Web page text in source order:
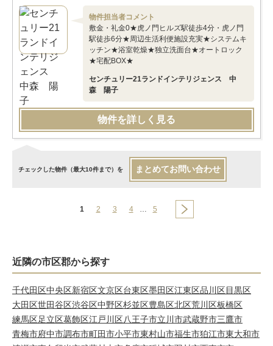
物件担当者コメント
敷金・礼金0★虎ノ門ヒルズ駅徒歩4分・虎ノ門
駅徒歩6分★周辺生活利便施設充実★システムキ
ッチン★浴室乾燥★独立洗面台★オートロック
★宅配BOX★
センチュリー21ランドインテリジェンス 中
森 陽子
物件を詳しく見る
チェックした物件（最大10件まで）を まとめてお問い合わせ
1 2 3 4 … 5
近隣の市区郡から探す
千代田区中央区新宿区文京区台東区墨田区江東区品川区目黒区
大田区世田谷区渋谷区中野区杉並区豊島区北区荒川区板橋区
練馬区足立区葛飾区江戸川区八王子市立川市武蔵野市三鷹市
青梅市府中市調布市町田市小平市東村山市福生市狛江市東大和市